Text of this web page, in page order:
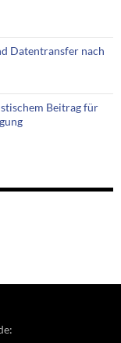
Datentransfer nach
Beitrag für